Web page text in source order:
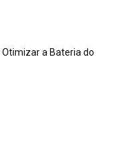
a Bateria do